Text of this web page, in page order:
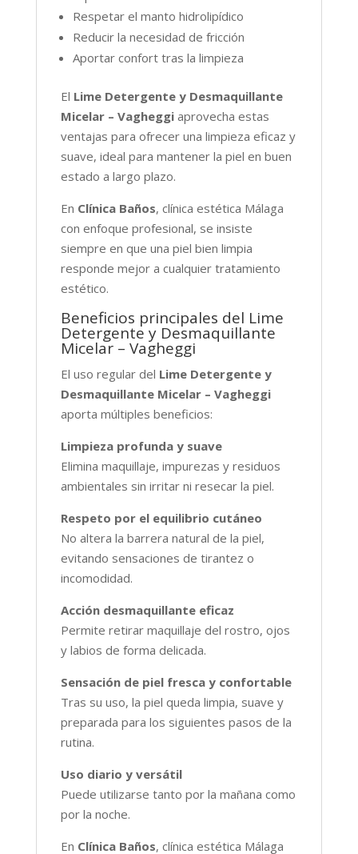
Respetar el manto hidrolipídico
Reducir la necesidad de fricción
Aportar confort tras la limpieza
El Lime Detergente y Desmaquillante
Micelar – Vagheggiaprovecha estas
ventajas para ofrecer una limpieza eficaz y
suave, ideal para mantener la piel en buen
estado a largo plazo.
En Clínica Baños, clínica estética Málaga
con enfoque profesional, se insiste
siempre en que una piel bien limpia
responde mejor a cualquier tratamiento
estético.
Beneficios principales del Lime
Detergente y Desmaquillante
Micelar – Vagheggi
El uso regular del Lime Detergente y
Desmaquillante Micelar – Vagheggi
aporta múltiples beneficios:
Limpieza profunda y suave
Elimina maquillaje, impurezas y residuos
ambientales sin irritar ni resecar la piel.
Respeto por el equilibrio cutáneo
No altera la barrera natural de la piel,
evitando sensaciones de tirantez o
incomodidad.
Acción desmaquillante eficaz
Permite retirar maquillaje del rostro, ojos
y labios de forma delicada.
Sensación de piel fresca y confortable
Tras su uso, la piel queda limpia, suave y
preparada para los siguientes pasos de la
rutina.
Uso diario y versátil
Puede utilizarse tanto por la mañana como
por la noche.
En Clínica Baños, clínica estética Málaga